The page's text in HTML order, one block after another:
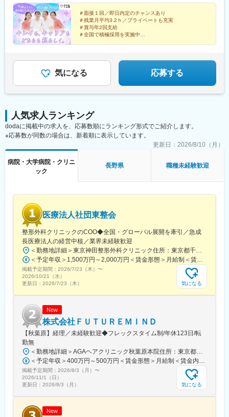
院、長野院、松本院、山梨甲府駅前院 など【近畿】梅田大阪駅
前院、大阪阪急梅田駅前院、枚方院、天王寺院、堺院、なんば
院、心斎橋院、京都駅前院、奈良院、和歌山院、四日市院 など
【中四国】広島院、福山院、松山院、高松院、高知院、徳島院、
松江院、周南徳山駅ビル院 など【九州・沖縄】小倉院、佐賀
煙対策】屋内原則禁煙
駅、さっぽろ駅、あおば通駅、福島駅(福島県)、郡山駅(福島県)、
青森駅、盛岡駅、山形駅、秋田駅、矢場町駅、近鉄名古屋駅、金
山駅(愛知県)、豊田市駅、駅前大通駅、名鉄岐阜駅、静岡駅、新浜
松駅、三島広小路駅、長野駅、松本駅、北鉄金沢駅、新潟駅、近
鉄四日市駅、電鉄富山駅、福井駅、甲府駅、東梅田駅、大阪難波
前駅、西梅田駅、心斎橋駅、京都駅、烏丸駅、三ノ宮駅、姫路
駅、近鉄奈良駅、和歌山駅、草津駅(滋賀県)、徳山駅、立町駅、福
院下駅、東池袋駅、日比谷駅、銀座駅、岩本町駅、立川駅、京王
八王子駅、高輪台駅、奥沢駅、神奈川駅、平沼橋駅、京急川崎
駅、石上駅、新越谷駅、宇都宮駅東口駅、新千葉駅、栄町駅(千葉
県)、船橋駅、札幌駅、仙台駅(地下鉄)、曽根田駅、栄駅(愛知県)、
浜松駅、三島田町駅、市役所前駅(長野県)、金沢駅、あすなろう四
日市駅、電鉄富山駅・エスタ前駅、福井駅(福井県)、大阪梅田駅
(阪神線)、なんば駅(地下鉄)、高槻駅、梅田駅(地下鉄)、宮之阪
島県)、高松築港駅、高知橋駅、眉山ロープウェイ山麓駅、天神
駅、小倉駅(福岡県)、東比恵駅、鹿児島中央駅、水道町駅、五島町
駅、旭橋駅、西早稲田駅、末広町駅(東京都)、立川南駅、高輪ゲー
トウェイ駅、九品仏駅、新高島駅、東宿郷駅、葭川公園駅、大神
宮下駅、大通駅、仙台駅、栄町駅(愛知県)、国際センター駅、日吉
町駅、第一通り駅、三島駅、七ツ屋駅、富山駅、福井城址大名町
駅、なんば駅(南海線)、大阪駅、天王寺駅、西大橋駅、五条駅(京
都市営)、京都河原町駅、神戸三宮駅(阪神)、本通駅、高松駅(香川
県)、南堀端駅、はりまや橋駅、旦過駅、高見橋駅、熊本城・市役
＃面接１回／即日内定のチャンスあり
＃残業月平均3.2ｈ／プライベートも充実
＃賞与年2回支給
＃全国で積極採用を実施中
スよく実現できます！
気になる 応募する
人気求人ランキング
dodaに掲載中の求人を、応募数順にランキング形式でご紹介します。
※応募数が同数の場合は、新着順に表示しています。
更新日： 2026/8/10（月）
病院・大学病院・クリニ
ック
長野県 職種未経験歓迎
医療法人社団東整会
整形外科クリニックのCOO◆全国・グローバル展開を牽引／急成
長医療法人の経営中核／業界未経験歓迎
＜勤務地詳細＞東京神田整形外科クリニック住所：東京都千代田区鍛冶町2丁目8-6 メディカルプライム神田3F勤務地最寄駅：JR山手線／神田駅受動喫煙対策：屋内全面禁煙変更の範囲：会社の定める事業所
＜予定年収＞1,500万円～2,000万円＜賃金形態＞月給制＜賃金内訳＞月額（基本給）：1,200,000円～1,500,000円＜月給＞1,200,000円～1,500,000円＜昇給有無＞有＜残業手当＞有＜給与補足＞※経験やスキルを考慮して決定します。■昇給：年1回■賞与：年2回賃金はあくまでも目安の金額であり、選考を通じて上下する可能性があります。月給(月額)は固定手当を含めた表記です。
掲載予定期間： 2026/7/23（木） 〜
2026/10/21（水）
更新日： 2026/7/23（木） 気になる
New
株式会社ＦＵＴＵＲＥＭＩＮＤ
【秋葉原】経理／未経験歓迎◆フレックスタイム制/年休123日/転
勤無
＜勤務地詳細＞AGAヘアクリニック秋葉原本院住所：東京都千代田区外神田3-12-8 住友不動産秋葉原ビル9F受動喫煙対策：屋内全面禁煙変更の範囲：会社の定める事業所（リモートワーク含む）
＜予定年収＞400万円～500万円＜賃金形態＞月給制＜賃金内訳＞月額（基本給）：275,000円～350,000円＜月給＞275,000円～350,000円＜昇給有無＞有＜残業手当＞有＜給与補足＞■ 多職種手当:5万円（複数の職種をマルチに対応するスタッフへの手当） ■ 多エリア手当:4万円（複数の拠点を横断してくれるスタッフへの手当） ■ 役職手当:0～52万円■ 達成手当：0～100万円（半期評価によって増減する手当）賃金はあくまでも目安の金額であり、選考を通じて上下する可能性があります。月給(月額)は固定手当を含めた表記です。
掲載予定期間： 2026/8/3（月） 〜
2026/11/1（日）
更新日： 2026/8/3（月） 気になる
New